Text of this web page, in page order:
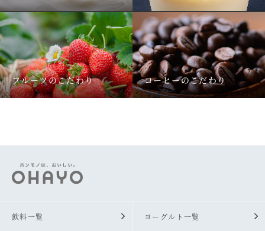
フルーツのこだわり コーヒーのこだわり
飲料一覧 ヨーグルト一覧